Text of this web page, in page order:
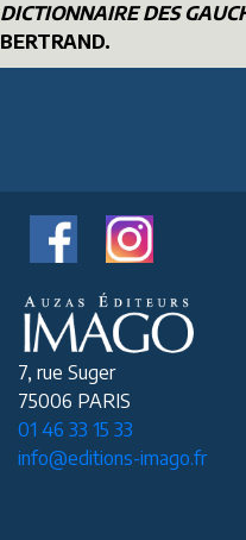
DICTIONNAIRE DES
BERTRAND.
7, rue Suger
75006 PARIS
01 46 33 15 33
info@editions-imago.fr